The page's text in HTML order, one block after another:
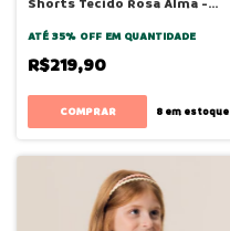
Shorts Tecido Rosa Alma -
ATÉ 35% OFF EM QUANTIDADE
R$219,90
COMPRAR 8em estoque